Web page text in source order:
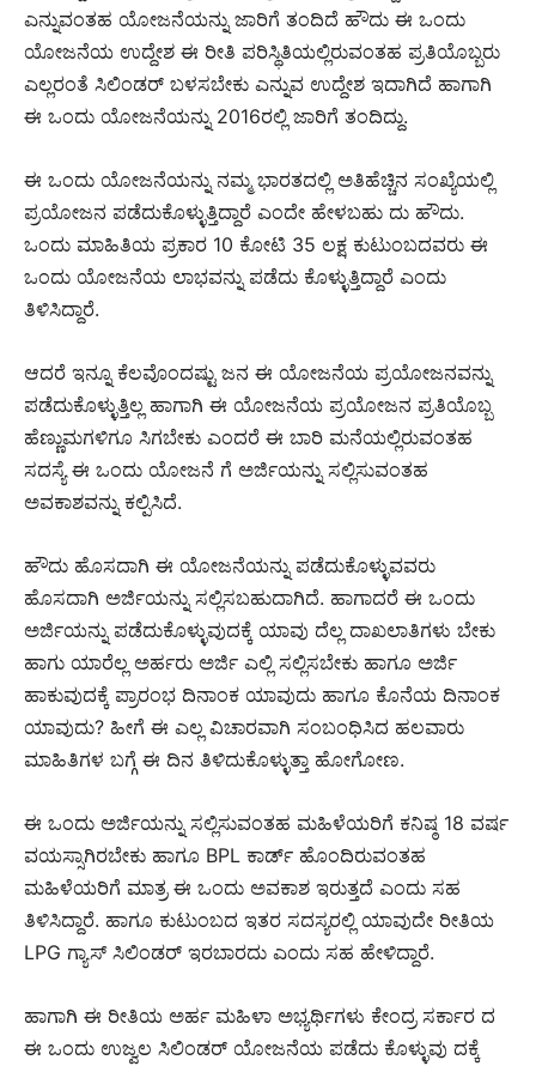
ಎನ್ನುವಂತಹ ಯೋಜನೆಯನ್ನು ಜಾರಿಗೆ ತಂದಿದೆ ಹೌದು ಈ ಒಂದು
ಯೋಜನೆಯ ಉದ್ದೇಶ ಈ ರೀತಿ ಪರಿಸ್ಥಿತಿಯಲ್ಲಿರುವಂತಹ ಪ್ರತಿಯೊಬ್ಬರು
ಎಲ್ಲರಂತೆ ಸಿಲಿಂಡರ್ ಬಳಸಬೇಕು ಎನ್ನುವ ಉದ್ದೇಶ ಇದಾಗಿದೆ ಹಾಗಾಗಿ
ಈ ಒಂದು ಯೋಜನೆಯನ್ನು 2016ರಲ್ಲಿ ಜಾರಿಗೆ ತಂದಿದ್ದು.
ಈ ಒಂದು ಯೋಜನೆಯನ್ನು ನಮ್ಮ ಭಾರತದಲ್ಲಿ ಅತಿಹೆಚ್ಚಿನ ಸಂಖ್ಯೆಯಲ್ಲಿ
ಪ್ರಯೋಜನ ಪಡೆದುಕೊಳ್ಳುತ್ತಿದ್ದಾರೆ ಎಂದೇ ಹೇಳಬಹು ದು ಹೌದು.
ಒಂದು ಮಾಹಿತಿಯ ಪ್ರಕಾರ 10 ಕೋಟಿ 35 ಲಕ್ಷ ಕುಟುಂಬದವರು ಈ
ಒಂದು ಯೋಜನೆಯ ಲಾಭವನ್ನು ಪಡೆದು ಕೊಳ್ಳುತ್ತಿದ್ದಾರೆ ಎಂದು
ತಿಳಿಸಿದ್ದಾರೆ.
ಆದರೆ ಇನ್ನೂ ಕೆಲವೊಂದಷ್ಟು ಜನ ಈ ಯೋಜನೆಯ ಪ್ರಯೋಜನವನ್ನು
ಪಡೆದುಕೊಳ್ಳುತ್ತಿಲ್ಲ ಹಾಗಾಗಿ ಈ ಯೋಜನೆಯ ಪ್ರಯೋಜನ ಪ್ರತಿಯೊಬ್ಬ
ಹೆಣ್ಣುಮಗಳಿಗೂ ಸಿಗಬೇಕು ಎಂದರೆ ಈ ಬಾರಿ ಮನೆಯಲ್ಲಿರುವಂತಹ
ಸದಸ್ಯೆ ಈ ಒಂದು ಯೋಜನೆ ಗೆ ಅರ್ಜಿಯನ್ನು ಸಲ್ಲಿಸುವಂತಹ
ಅವಕಾಶವನ್ನು ಕಲ್ಪಿಸಿದೆ.
ಹೌದು ಹೊಸದಾಗಿ ಈ ಯೋಜನೆಯನ್ನು ಪಡೆದುಕೊಳ್ಳುವವರು
ಹೊಸದಾಗಿ ಅರ್ಜಿಯನ್ನು ಸಲ್ಲಿಸಬಹುದಾಗಿದೆ. ಹಾಗಾದರೆ ಈ ಒಂದು
ಅರ್ಜಿಯನ್ನು ಪಡೆದುಕೊಳ್ಳುವುದಕ್ಕೆ ಯಾವು ದೆಲ್ಲ ದಾಖಲಾತಿಗಳು ಬೇಕು
ಹಾಗು ಯಾರೆಲ್ಲ ಅರ್ಹರು ಅರ್ಜಿ ಎಲ್ಲಿ ಸಲ್ಲಿಸಬೇಕು ಹಾಗೂ ಅರ್ಜಿ
ಹಾಕುವುದಕ್ಕೆ ಪ್ರಾರಂಭ ದಿನಾಂಕ ಯಾವುದು ಹಾಗೂ ಕೊನೆಯ ದಿನಾಂಕ
ಯಾವುದು? ಹೀಗೆ ಈ ಎಲ್ಲ ವಿಚಾರವಾಗಿ ಸಂಬಂಧಿಸಿದ ಹಲವಾರು
ಮಾಹಿತಿಗಳ ಬಗ್ಗೆ ಈ ದಿನ ತಿಳಿದುಕೊಳ್ಳುತ್ತಾ ಹೋಗೋಣ.
ಈ ಒಂದು ಅರ್ಜಿಯನ್ನು ಸಲ್ಲಿಸುವಂತಹ ಮಹಿಳೆಯರಿಗೆ ಕನಿಷ್ಠ 18 ವರ್ಷ
ವಯಸ್ಸಾಗಿರಬೇಕು ಹಾಗೂ BPL ಕಾರ್ಡ್ ಹೊಂದಿರುವಂತಹ
ಮಹಿಳೆಯರಿಗೆ ಮಾತ್ರ ಈ ಒಂದು ಅವಕಾಶ ಇರುತ್ತದೆ ಎಂದು ಸಹ
ತಿಳಿಸಿದ್ದಾರೆ. ಹಾಗೂ ಕುಟುಂಬದ ಇತರ ಸದಸ್ಯರಲ್ಲಿ ಯಾವುದೇ ರೀತಿಯ
LPG ಗ್ಯಾಸ್ ಸಿಲಿಂಡರ್ ಇರಬಾರದು ಎಂದು ಸಹ ಹೇಳಿದ್ದಾರೆ.
ಹಾಗಾಗಿ ಈ ರೀತಿಯ ಅರ್ಹ ಮಹಿಳಾ ಅಭ್ಯರ್ಥಿಗಳು ಕೇಂದ್ರ ಸರ್ಕಾರ ದ
ಈ ಒಂದು ಉಜ್ವಲ ಸಿಲಿಂಡರ್ ಯೋಜನೆಯ ಪಡೆದು ಕೊಳ್ಳುವು ದಕ್ಕೆ